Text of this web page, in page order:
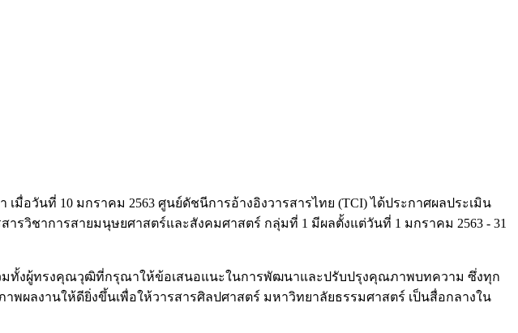
อวันที่ 10 มกราคม 2563 ศูนย์ดัชนีการอ้างอิงวารสารไทย (TCI) ได้ประกาศผลประเมิน
รวิชาการสายมนุษยศาสตร์และสังคมศาสตร์ กลุ่มที่ 1 มีผลตั้งแต่วันที่ 1 มกราคม 2563 - 31
วมทั้งผู้ทรงคุณวุฒิที่กรุณาให้ข้อเสนอแนะในการพัฒนาและปรับปรุงคุณภาพบทความ ซึ่งทุก
ผลงานให้ดียิ่งขึ้นเพื่อให้วารสารศิลปศาสตร์ มหาวิทยาลัยธรรมศาสตร์ เป็นสื่อกลางใน